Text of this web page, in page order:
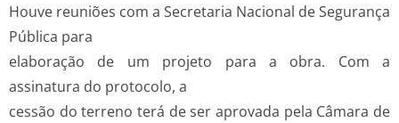
Houve reuniões com a Secretaria Nacional de Segurança
Pública para
elaboração de um projeto para a obra. Com a
assinatura do protocolo, a
cessão do terreno terá de ser aprovada pela Câmara de